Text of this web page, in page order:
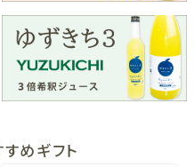
めギフト